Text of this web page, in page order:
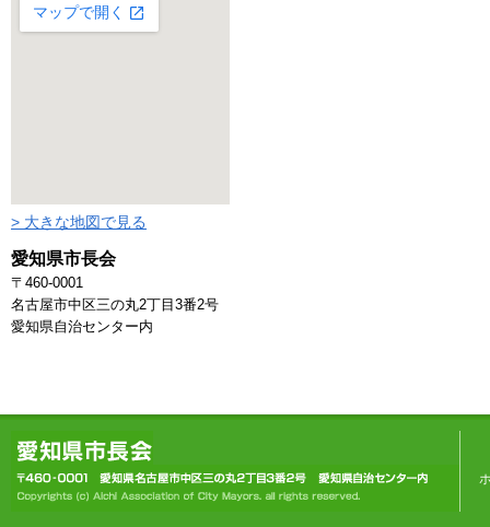
> 大きな地図で見る
愛知県市長会
〒460-0001
名古屋市中区三の丸2丁目3番2号
愛知県自治センター内